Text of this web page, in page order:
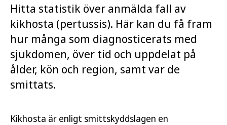
Hitta statistik över anmälda fall av
kikhosta (pertussis). Här kan du få fram
hur många som diagnosticerats med
sjukdomen, över tid och uppdelat på
ålder, kön och region, samt var de
smittats.
Kikhosta är enligt smittskyddslagen en